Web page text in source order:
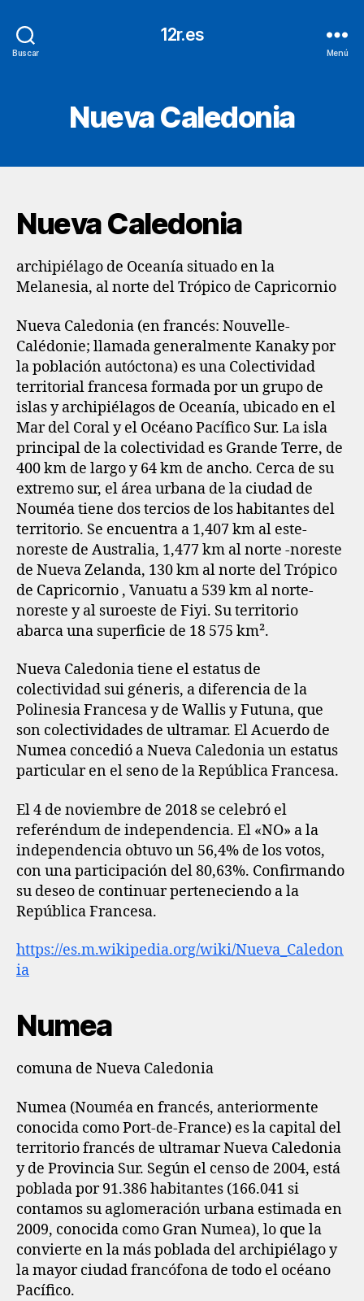
Buscar
12r.es
Menú
Nueva Caledonia
Nueva Caledonia
archipiélago de Oceanía situado en la
Melanesia, al norte del Trópico de Capricornio
Nueva Caledonia (en francés: Nouvelle-
Calédonie; llamada generalmente Kanaky por
la población autóctona) es una Colectividad
territorial francesa formada por un grupo de
islas y archipiélagos de Oceanía, ubicado en el
Mar del Coral y el Océano Pacífico Sur. La isla
principal de la colectividad es Grande Terre, de
400 km de largo y 64 km de ancho. Cerca de su
extremo sur, el área urbana de la ciudad de
Nouméa tiene dos tercios de los habitantes del
territorio. Se encuentra a 1,407 km al este-
noreste de Australia, 1,477 km al norte -noreste
de Nueva Zelanda, 130 km al norte del Trópico
de Capricornio , Vanuatu a 539 km al norte-
noreste y al suroeste de Fiyi. Su territorio
abarca una superficie de 18 575 km².
Nueva Caledonia tiene el estatus de
colectividad sui géneris, a diferencia de la
Polinesia Francesa y de Wallis y Futuna, que
son colectividades de ultramar. El Acuerdo de
Numea concedió a Nueva Caledonia un estatus
particular en el seno de la República Francesa.
El 4 de noviembre de 2018 se celebró el
referéndum de independencia. El «NO» a la
independencia obtuvo un 56,4% de los votos,
con una participación del 80,63%. Confirmando
su deseo de continuar perteneciendo a la
República Francesa.
https://es.m.wikipedia.org/wiki/Nueva_Caledon
ia
Numea
comuna de Nueva Caledonia
Numea (Nouméa en francés, anteriormente
conocida como Port-de-France) es la capital del
territorio francés de ultramar Nueva Caledonia
y de Provincia Sur. Según el censo de 2004, está
poblada por 91.386 habitantes (166.041 si
contamos su aglomeración urbana estimada en
2009, conocida como Gran Numea), lo que la
convierte en la más poblada del archipiélago y
la mayor ciudad francófona de todo el océano
Pacífico.